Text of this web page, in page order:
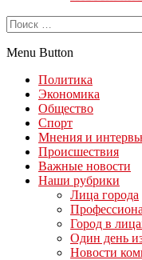
Menu Button
Политика
Экономика
Общество
Спорт
Мнения и
Происшествия
Важные новости
Наши рубрики
Лица города
Город в
Один день
Новости